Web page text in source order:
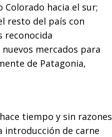
hacia el sur;
resto del país con
reconocida
mercados para
de Patagonia,
tiempo y sin razones
introducción de carne